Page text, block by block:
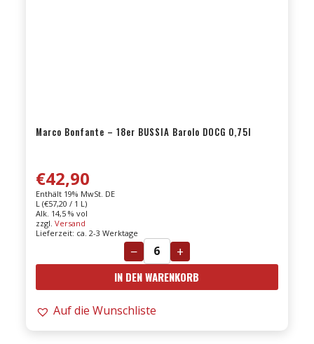
Marco Bonfante – 18er BUSSIA Barolo DOCG 0,75l
€42,90
Enthält 19% MwSt. DE
L (€57,20 / 1 L)
Alk. 14,5 % vol
zzgl. Versand
Lieferzeit: ca. 2-3 Werktage
−
Marco
Bonfante
BUSSIA
+
IN DEN WARENKORB
Auf die Wunschliste